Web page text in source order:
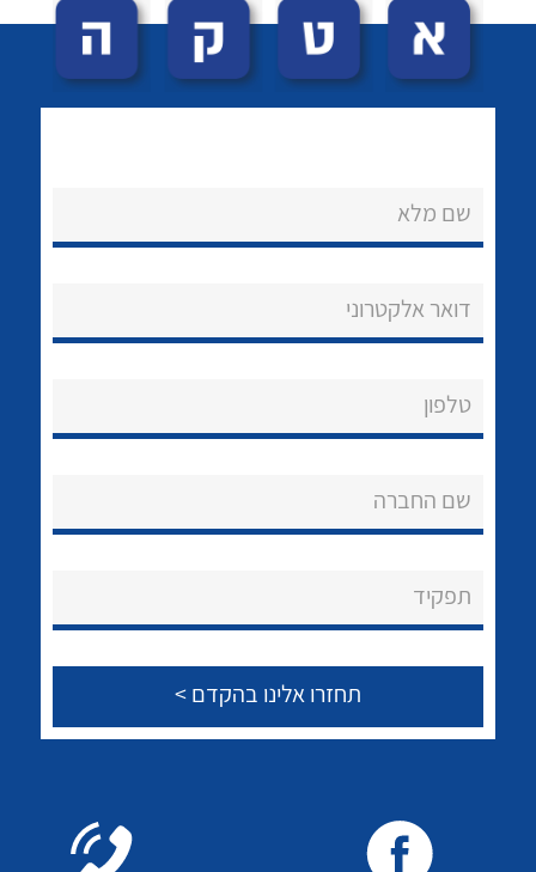
הצוות שלנו
שירותי תמיכה
לכל מוצרי היצרן לכל מוצרי היצרן
שם מלא
דואר אלקטרוני
טלפון
שם החברה
תפקיד